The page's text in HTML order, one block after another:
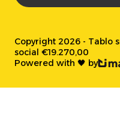
Copyright 2026 - Tablo
social €19.270,00
Powered with 🖤 by